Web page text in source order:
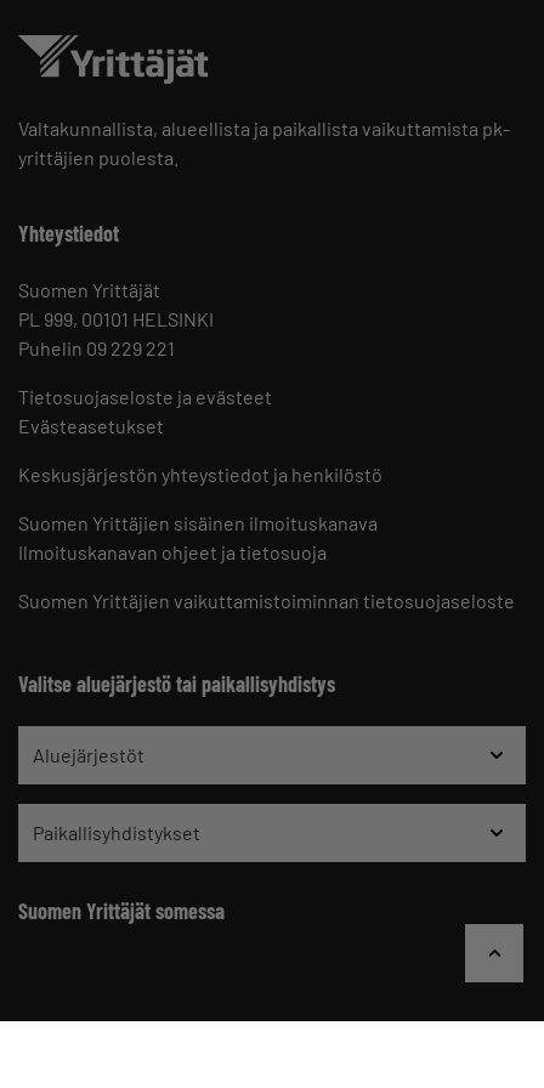
Valtakunnallista, alueellista ja paikallista vaikuttamista pk-
yrittäjien puolesta.
Yhteystiedot
Suomen Yrittäjät
PL 999, 00101 HELSINKI
Puhelin 09 229 221
Tietosuojaseloste ja evästeet
Evästeasetukset
Keskusjärjestön yhteystiedot ja henkilöstö
Suomen Yrittäjien sisäinen ilmoituskanava
Ilmoituskanavan ohjeet ja tietosuoja
Suomen Yrittäjien vaikuttamistoiminnan tietosuojaseloste
Valitse aluejärjestö tai paikallisyhdistys
Aluejärjestöt
Paikallisyhdistykset
Suomen Yrittäjät somessa